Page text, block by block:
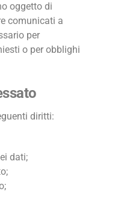
oggetto di
comunicati a
per
o per obblighi
diritti:
dati;